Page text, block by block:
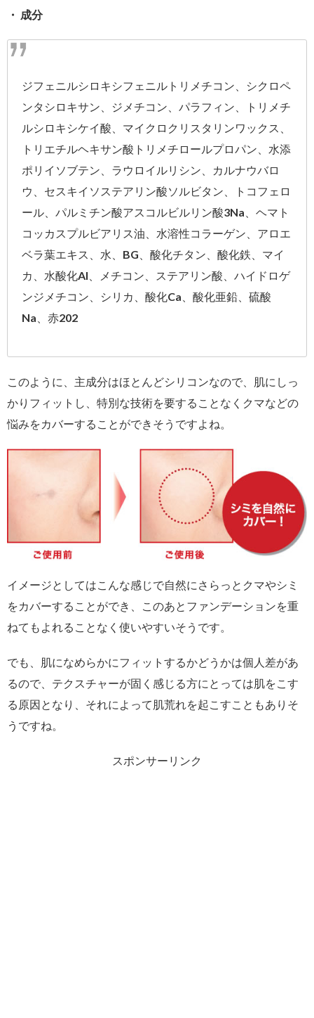
・ 成分
ジフェニルシロキシフェニルトリメチコン、シクロペ
ンタシロキサン、ジメチコン、パラフィン、トリメチ
ルシロキシケイ酸、マイクロクリスタリンワックス、
トリエチルヘキサン酸トリメチロールプロパン、水添
ポリイソブテン、ラウロイルリシン、カルナウバロ
ウ、セスキイソステアリン酸ソルビタン、トコフェロ
ール、パルミチン酸アスコルビルリン酸3Na、ヘマト
コッカスプルビアリス油、水溶性コラーゲン、アロエ
ベラ葉エキス、水、BG、酸化チタン、酸化鉄、マイ
カ、水酸化Al、メチコン、ステアリン酸、ハイドロゲ
ンジメチコン、シリカ、酸化Ca、酸化亜鉛、硫酸
Na、赤202
このように、主成分はほとんどシリコンなので、肌にしっ
かりフィットし、特別な技術を要することなくクマなどの
悩みをカバーすることができそうですよね。
イメージとしてはこんな感じで自然にさらっとクマやシミ
をカバーすることができ、このあとファンデーションを重
ねてもよれることなく使いやすいそうです。
でも、肌になめらかにフィットするかどうかは個人差があ
るので、テクスチャーが固く感じる方にとっては肌をこす
る原因となり、それによって肌荒れを起こすこともありそ
うですね。
スポンサーリンク